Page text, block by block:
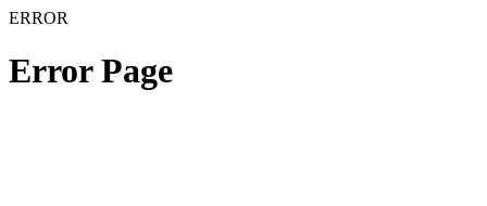
ERROR
Error Page